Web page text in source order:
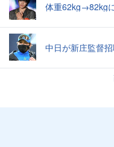
体重62kg→82kg
中日が新庄監督